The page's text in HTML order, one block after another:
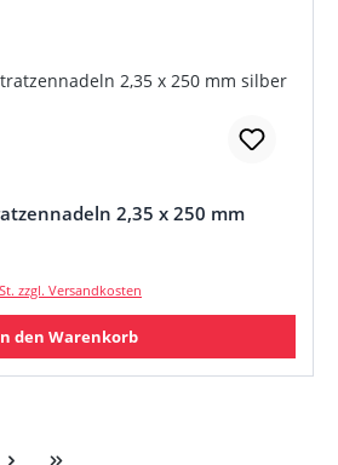
2,35 x 250 mm
zzgl. Versandkosten
den Warenkorb